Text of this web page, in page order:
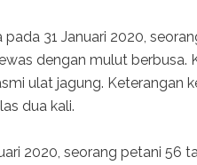
31 Januari 2020,
dengan mulut berbusa.
ulat jagung. Keterangan
dua kali.
2020, seorang petani 56